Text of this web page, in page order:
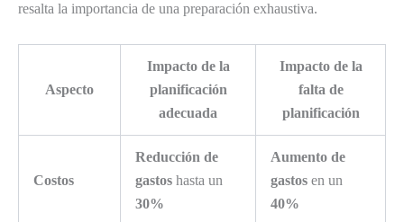
resalta la importancia de una preparación exhaustiva.
Aspecto
Impacto de la
planificación
adecuada
Impacto de la
falta de
planificación
Costos
Reducción de
gastos hasta un
30%
Aumento de
gastos en un
40%